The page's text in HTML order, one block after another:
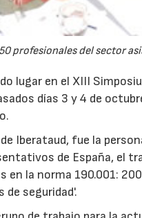
profesionales del sector
lugar en el XIII
días 3 y 4 de
Iberataud, fue la
de España, el
en la norma 190.001:
seguridad'.